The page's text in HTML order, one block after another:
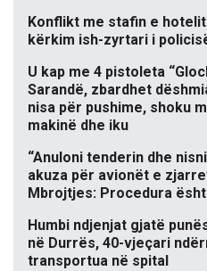
Konflikt me stafin e
kërkim ish-zyrtari i
U kap me 4 pistoleta
Sarandë, zbardhet
nisa për pushime, shoku
makinë dhe iku
“Anuloni tenderin dhe
akuza për avionët e
Mbrojtjes: Procedura
Humbi ndjenjat gjatë
në Durrës, 40-vjeçari
transportua në spital